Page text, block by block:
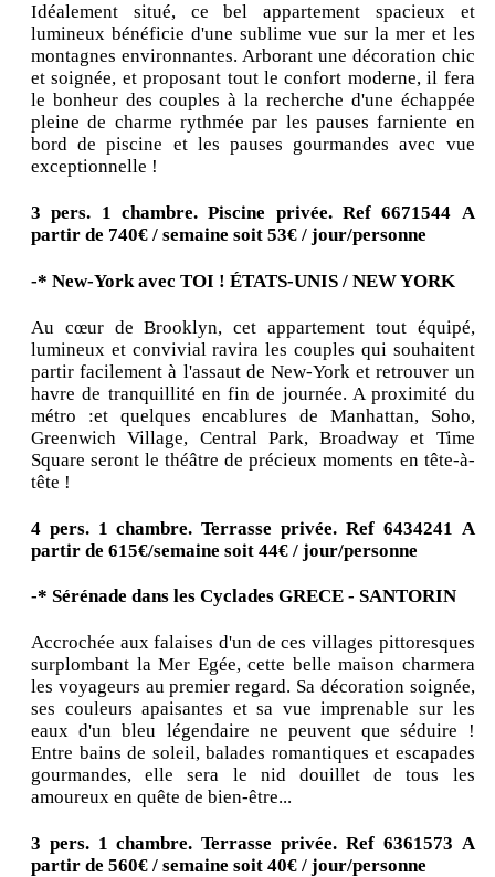
Idéalement situé, ce bel appartement spacieux et
lumineux bénéficie d'une sublime vue sur la mer et les
montagnes environnantes. Arborant une décoration chic
et soignée, et proposant tout le confort moderne, il fera
le bonheur des couples à la recherche d'une échappée
pleine de charme rythmée par les pauses farniente en
bord de piscine et les pauses gourmandes avec vue
exceptionnelle !
3 pers. 1 chambre. Piscine privée. Ref 6671544 A
partir de 740€ / semaine soit 53€ / jour/personne
-* New-York avec TOI ! ÉTATS-UNIS / NEW YORK
Au cœur de Brooklyn, cet appartement tout équipé,
lumineux et convivial ravira les couples qui souhaitent
partir facilement à l'assaut de New-York et retrouver un
havre de tranquillité en fin de journée. A proximité du
métro :et quelques encablures de Manhattan, Soho,
Greenwich Village, Central Park, Broadway et Time
Square seront le théâtre de précieux moments en tête-à-
tête !
4 pers. 1 chambre. Terrasse privée. Ref 6434241
A
partir de 615€/semaine soit 44€ / jour/personne
-* Sérénade dans les Cyclades GRECE - SANTORIN
Accrochée aux falaises d'un de ces villages pittoresques
surplombant la Mer Egée, cette belle maison charmera
les voyageurs au premier regard. Sa décoration soignée,
ses couleurs apaisantes et sa vue imprenable sur les
eaux d'un bleu légendaire ne peuvent que séduire !
Entre bains de soleil, balades romantiques et escapades
gourmandes, elle sera le nid douillet de tous les
amoureux en quête de bien-être...
3 pers. 1 chambre. Terrasse privée. Ref 6361573 A
partir de 560€ / semaine soit 40€ / jour/personne